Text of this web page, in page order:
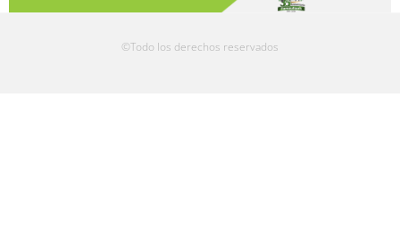
©Todo los derechos reservados